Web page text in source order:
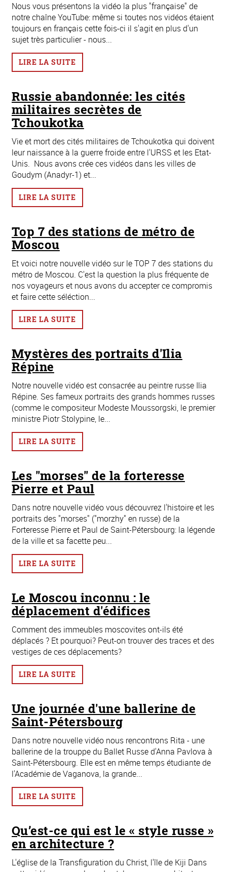
Nous vous présentons la vidéo la plus "française" de
notre chaîne YouTube: même si toutes nos vidéos étaient
toujours en français cette fois-ci il s'agit en plus d'un
sujet très particulier - nous...
LIRE LA SUITE
Russie abandonnée: les cités
militaires secrètes de
Tchoukotka
Vie et mort des cités militaires de Tchoukotka qui doivent
leur naissance à la guerre froide entre l'URSS et les Etat-
Unis. Nous avons crée ces vidéos dans les villes de
Goudym (Anadyr-1) et...
LIRE LA SUITE
Top 7 des stations de métro de
Moscou
Et voici notre nouvelle vidéo sur le TOP 7 des stations du
métro de Moscou. C'est la question la plus fréquente de
nos voyageurs et nous avons du accepter ce compromis
et faire cette séléction...
LIRE LA SUITE
Mystères des portraits d'Ilia
Répine
Notre nouvelle vidéo est consacrée au peintre russe Ilia
Répine. Ses fameux portraits des grands hommes russes
(comme le compositeur Modeste Moussorgski, le premier
ministre Piotr Stolypine, le...
LIRE LA SUITE
Les "morses" de la forteresse
Pierre et Paul
Dans notre nouvelle vidéo vous découvrez l'histoire et les
portraits des "morses" ("morzhy" en russe) de la
Forteresse Pierre et Paul de Saint-Pétersbourg: la légende
de la ville et sa facette peu...
LIRE LA SUITE
Le Moscou inconnu : le
déplacement d'édifices
Comment des immeubles moscovites ont-ils été
déplacés ? Et pourquoi? Peut-on trouver des traces et des
vestiges de ces déplacements?
LIRE LA SUITE
Une journée d'une ballerine de
Saint-Pétersbourg
Dans notre nouvelle vidéo nous rencontrons Rita - une
ballerine de la trouppe du Ballet Russe d'Anna Pavlova à
Saint-Pétersbourg. Elle est en même temps étudiante de
l'Académie de Vaganova, la grande...
LIRE LA SUITE
Qu’est-ce qui est le « style russe »
en architecture ?
L'église de la Transfiguration du Christ, l'île de Kiji Dans